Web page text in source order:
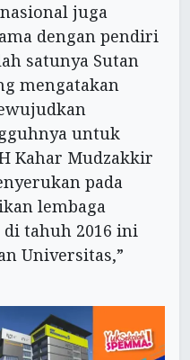
juga
dengan pendiri
satunya Sutan
mengatakan
untuk
Kahar Mudzakkir
pada
lembaga
tahuh 2016 ini
Universitas,”